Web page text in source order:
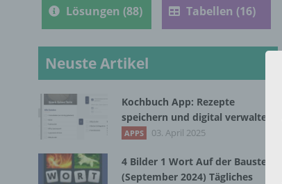
Lösungen (88) Tabellen (16)
Neuste Artikel
Kochbuch App: Rezepte
speichern und digital verwalten
APPS 03. April 2025
4 Bilder 1 Wort Auf der Baustelle
(September 2024) Tägliches